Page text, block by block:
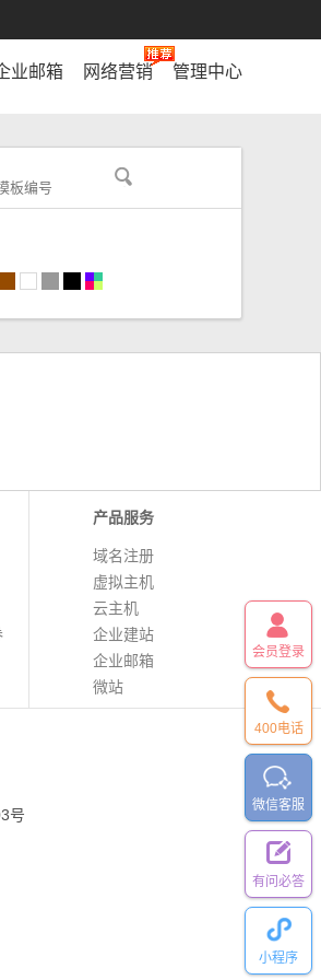
业邮箱 网络营销 管理中心
产品服务
域名注册
虚拟主机
云主机
企业建站
企业邮箱
微站
号
会员登录
400电话
微信客服
有问必答
小程序